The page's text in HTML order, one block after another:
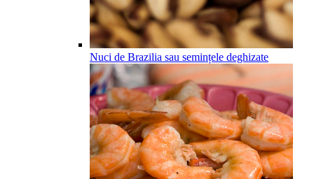
Nuci de Brazilia sau semințele deghizate